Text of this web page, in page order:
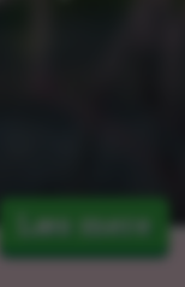
Læs mere